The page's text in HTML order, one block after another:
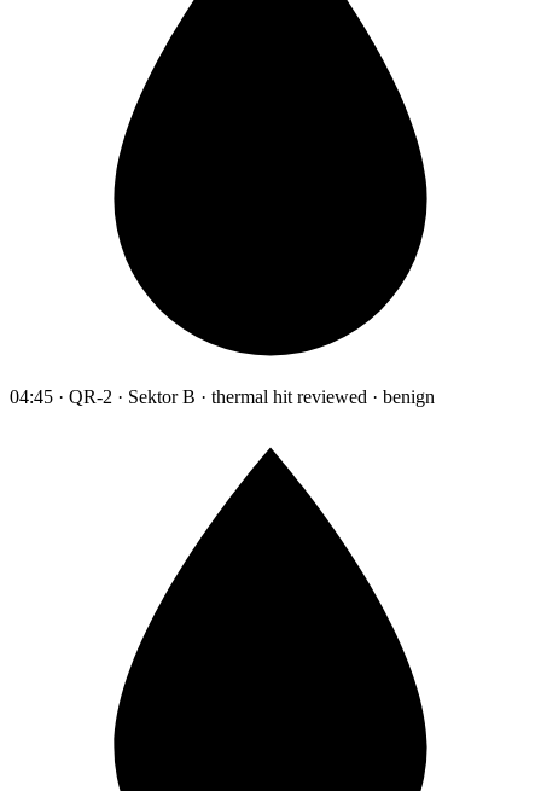
04:45 · QR-2 · Sektor B · thermal hit reviewed · benign